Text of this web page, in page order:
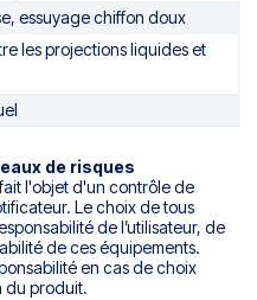
essuyage chiffon doux
les projections liquides et
de risques
l'objet d'un contrôle de
Le choix de tous
de l’utilisateur, de
de ces équipements.
en cas de choix
du produit.